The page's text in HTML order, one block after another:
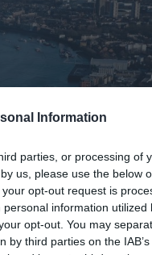
Information
parties, or processing of
us, please use the below
opt-out request is
information utilized
opt-out. You may
third parties on the